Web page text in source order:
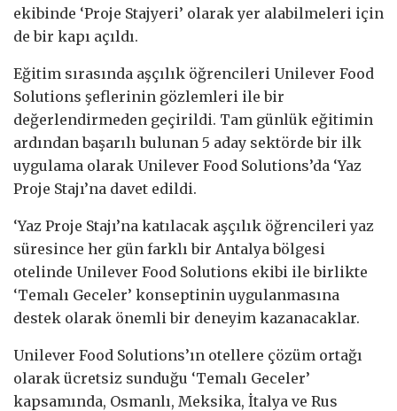
ekibinde ‘Proje Stajyeri’ olarak yer alabilmeleri için
de bir kapı açıldı.
Eğitim sırasında aşçılık öğrencileri Unilever Food
Solutions şeflerinin gözlemleri ile bir
değerlendirmeden geçirildi. Tam günlük eğitimin
ardından başarılı bulunan 5 aday sektörde bir ilk
uygulama olarak Unilever Food Solutions’da ‘Yaz
Proje Stajı’na davet edildi.
‘Yaz Proje Stajı’na katılacak aşçılık öğrencileri yaz
süresince her gün farklı bir Antalya bölgesi
otelinde Unilever Food Solutions ekibi ile birlikte
‘Temalı Geceler’ konseptinin uygulanmasına
destek olarak önemli bir deneyim kazanacaklar.
Unilever Food Solutions’ın otellere çözüm ortağı
olarak ücretsiz sunduğu ‘Temalı Geceler’
kapsamında, Osmanlı, Meksika, İtalya ve Rus